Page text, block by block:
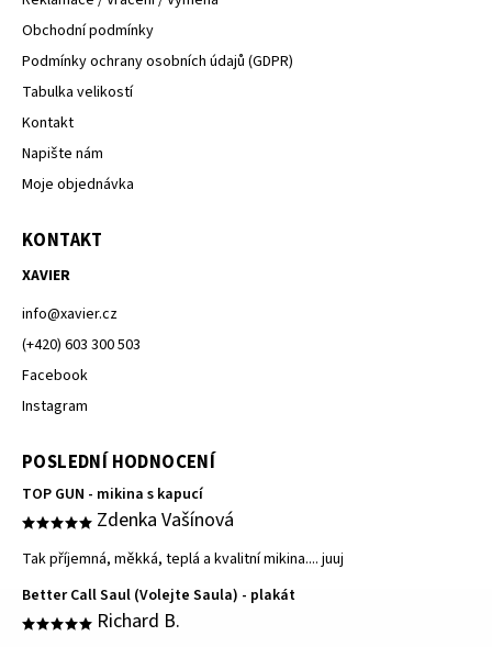
Obchodní podmínky
Podmínky ochrany osobních údajů (GDPR)
Tabulka velikostí
Kontakt
Napište nám
Moje objednávka
KONTAKT
XAVIER
info@xavier.cz
(+420) 603 300 503
Facebook
Instagram
POSLEDNÍ HODNOCENÍ
TOP GUN - mikina s kapucí
Zdenka Vašínová
Tak příjemná, měkká, teplá a kvalitní mikina.... juuj
Better Call Saul (Volejte Saula) - plakát
Richard B.